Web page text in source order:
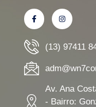
(13) 97411
Av. Ana
- Bairro: